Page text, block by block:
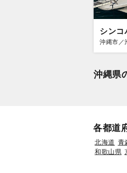
シンコ
沖縄市／
沖縄県
各都道
北海道 青
和歌山県